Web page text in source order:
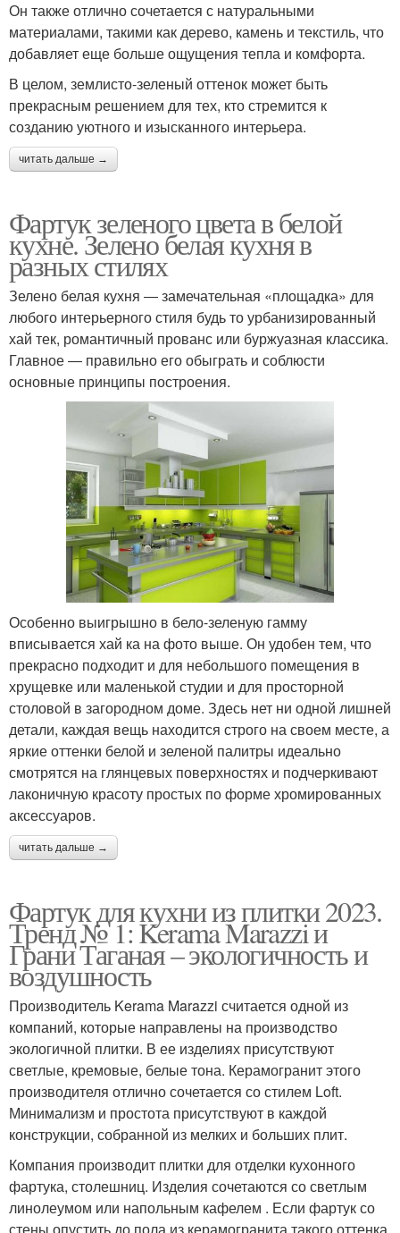
Он также отлично сочетается с натуральными
материалами, такими как дерево, камень и текстиль, что
добавляет еще больше ощущения тепла и комфорта.
В целом, землисто-зеленый оттенок может быть
прекрасным решением для тех, кто стремится к
созданию уютного и изысканного интерьера.
читать дальше →
Фартук зеленого цвета в белой
кухне. Зелено белая кухня в
разных стилях
Зелено белая кухня ― замечательная «площадка» для
любого интерьерного стиля будь то урбанизированный
хай тек, романтичный прованс или буржуазная классика.
Главное ― правильно его обыграть и соблюсти
основные принципы построения.
Особенно выигрышно в бело-зеленую гамму
вписывается хай ка на фото выше. Он удобен тем, что
прекрасно подходит и для небольшого помещения в
хрущевке или маленькой студии и для просторной
столовой в загородном доме. Здесь нет ни одной лишней
детали, каждая вещь находится строго на своем месте, а
яркие оттенки белой и зеленой палитры идеально
смотрятся на глянцевых поверхностях и подчеркивают
лаконичную красоту простых по форме хромированных
аксессуаров.
читать дальше →
Фартук для кухни из плитки 2023.
Тренд № 1: Kerama Marazzi и
Грани Таганая – экологичность и
воздушность
Производитель Kerama Marazzi считается одной из
компаний, которые направлены на производство
экологичной плитки. В ее изделиях присутствуют
светлые, кремовые, белые тона. Керамогранит этого
производителя отлично сочетается со стилем Loft.
Минимализм и простота присутствуют в каждой
конструкции, собранной из мелких и больших плит.
Компания производит плитки для отделки кухонного
фартука, столешниц. Изделия сочетаются со светлым
линолеумом или напольным кафелем . Если фартук со
стены опустить до пола из керамогранита такого оттенка